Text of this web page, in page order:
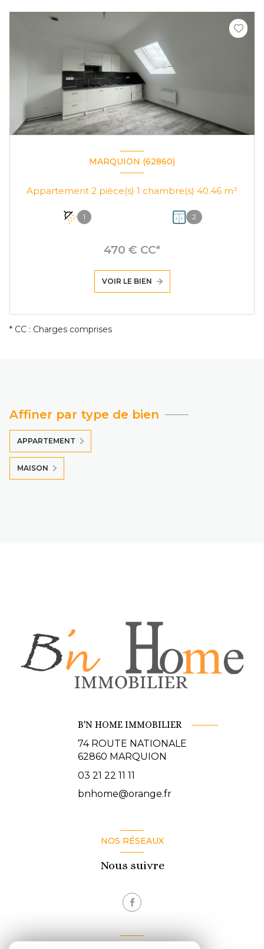
MARQUION (62860)
Appartement 2 pièce(s) 1 chambre(s) 40.46 m²
1 2
470 € CC*
VOIR LE BIEN
* CC : Charges comprises
Affiner par type de bien
APPARTEMENT
MAISON
B'N HOME IMMOBILIER
74 ROUTE NATIONALE
62860 MARQUION
03 21 22 11 11
bnhome@orange.fr
NOS RÉSEAUX
Nous suivre